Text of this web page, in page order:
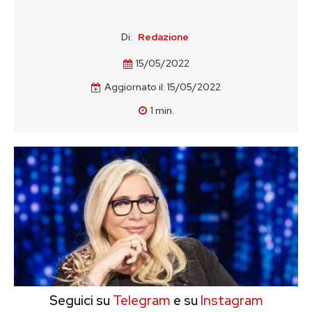
Di: Redazione
15/05/2022
Aggiornato il: 15/05/2022
1 min.
Seguici su Telegram e su Instagram